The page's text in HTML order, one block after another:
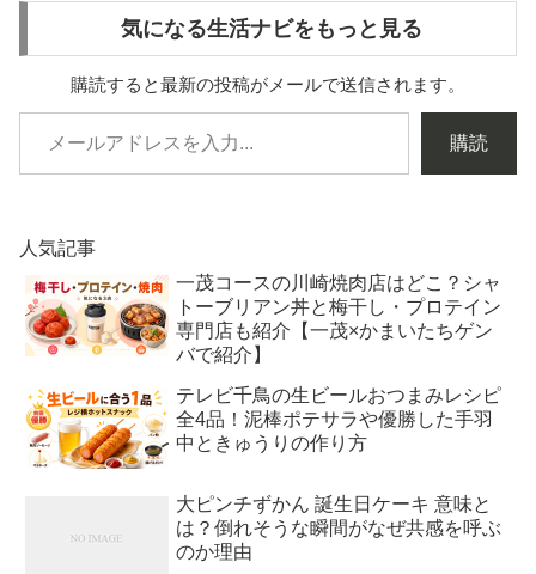
気になる生活ナビをもっと見る
購読すると最新の投稿がメールで送信されます。
購読
人気記事
一茂コースの川崎焼肉店はどこ？シャ
トーブリアン丼と梅干し・プロテイン
専門店も紹介【一茂×かまいたちゲン
バで紹介】
テレビ千鳥の生ビールおつまみレシピ
全4品！泥棒ポテサラや優勝した手羽
中ときゅうりの作り方
大ピンチずかん 誕生日ケーキ 意味と
は？倒れそうな瞬間がなぜ共感を呼ぶ
のか理由